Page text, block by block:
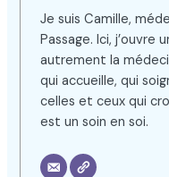
Je suis Camille,
Passage. Ici, j’ouvre
autrement la
qui accueille, qui
celles et ceux qui
est un soin en soi.